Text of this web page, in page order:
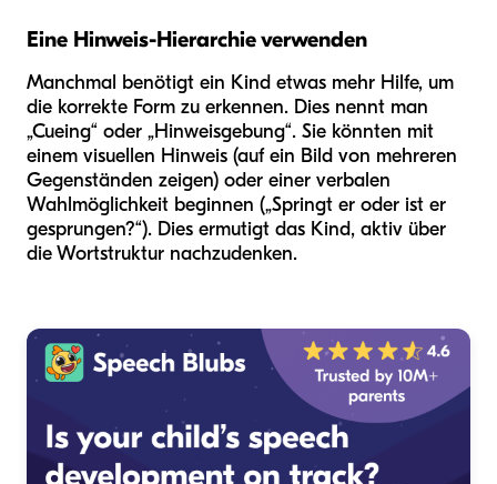
Eine Hinweis-Hierarchie verwenden
Manchmal benötigt ein Kind etwas mehr Hilfe, um
die korrekte Form zu erkennen. Dies nennt man
„Cueing“ oder „Hinweisgebung“. Sie könnten mit
einem visuellen Hinweis (auf ein Bild von mehreren
Gegenständen zeigen) oder einer verbalen
Wahlmöglichkeit beginnen („Springt er oder ist er
gesprungen?“). Dies ermutigt das Kind, aktiv über
die Wortstruktur nachzudenken.